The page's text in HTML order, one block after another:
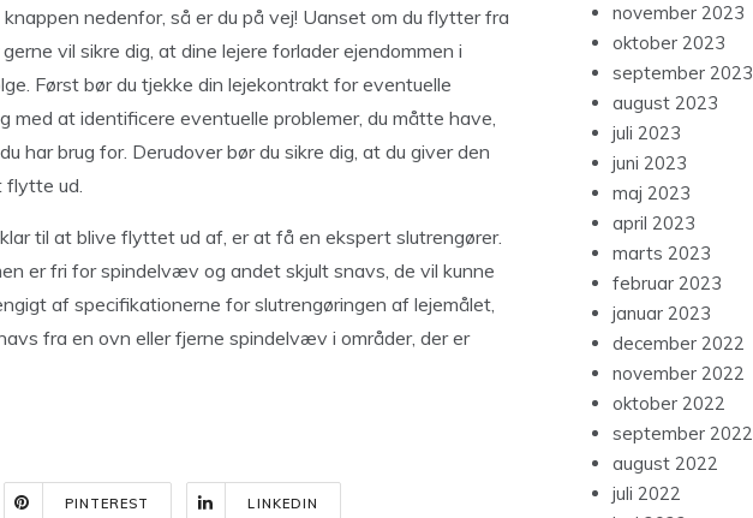
nedenfor, så er du på vej! Uanset om du flytter fra
vil sikre dig, at dine lejere forlader ejendommen i
Først bør du tjekke din lejekontrakt for eventuelle
at identificere eventuelle problemer, du måtte have,
har brug for. Derudover bør du sikre dig, at du giver den
flytte ud.
til at blive flyttet ud af, er at få en ekspert slutrengører.
er fri for spindelvæv og andet skjult snavs, de vil kunne
af specifikationerne for slutrengøringen af ​​lejemålet,
fra en ovn eller fjerne spindelvæv i områder, der er
PINTEREST LINKEDIN
november 2023
oktober 2023
september 2023
august 2023
juli 2023
juni 2023
maj 2023
april 2023
marts 2023
februar 2023
januar 2023
december 2022
november 2022
oktober 2022
september 2022
august 2022
juli 2022